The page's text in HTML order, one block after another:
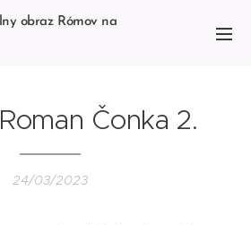
obraz Rómov na
Čonka 2.
24/03/2023